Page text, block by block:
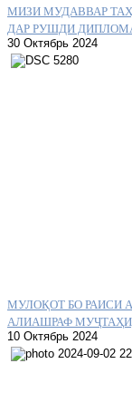
МИЗИ МУДАВВАР
ДАР РУШДИ
30 Октябрь 2024
МУЛОҚОТ БО РАИСИ
АЛИАШРАФ
10 Октябрь 2024